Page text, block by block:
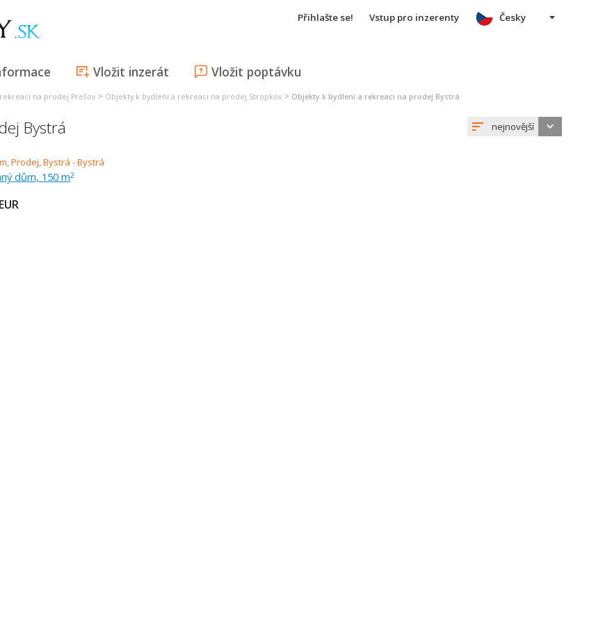
Přihlašte se! Vstup pro inzerenty
Vložit inzerát Vložit poptávku
Česky
na prodej Prešov > Objekty k bydlení a rekreaci na prodej Stropkov > Objekty k bydlení a rekreaci na prodej Bystrá
Bystrá nejnovější
dům, 150 m2
EUR